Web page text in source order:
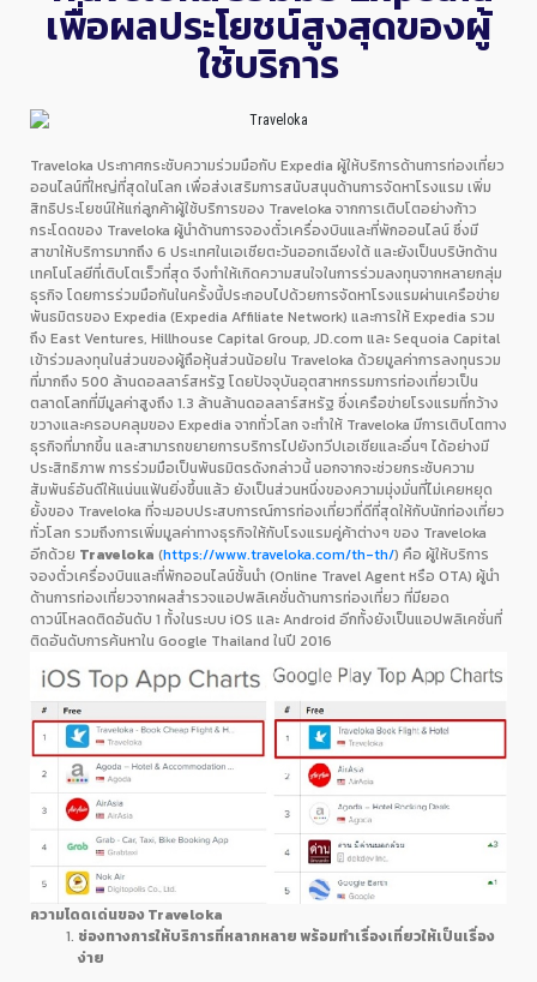
เพื่อผลประโยชน์สูงสุดของผู้
ใช้บริการ
Traveloka ประกาศกระชับความร่วมมือกับ Expedia ผู้ให้บริการด้านการท่องเที่ยว
ออนไลน์ที่ใหญ่ที่สุดในโลก เพื่อส่งเสริมการสนับสนุนด้านการจัดหาโรงแรม เพิ่ม
สิทธิประโยชน์ให้แก่ลูกค้าผู้ใช้บริการของ Traveloka จากการเติบโตอย่างก้าว
กระโดดของ Traveloka ผู้นำด้านการจองตั๋วเครื่องบินและที่พักออนไลน์ ซึ่งมี
สาขาให้บริการมากถึง 6 ประเทศในเอเชียตะวันออกเฉียงใต้ และยังเป็นบริษัทด้าน
เทคโนโลยีที่เติบโตเร็วที่สุด จึงทำให้เกิดความสนใจในการร่วมลงทุนจากหลายกลุ่ม
ธุรกิจ โดยการร่วมมือกันในครั้งนี้ประกอบไปด้วยการจัดหาโรงแรมผ่านเครือข่าย
พันธมิตรของ Expedia (Expedia Affiliate Network) และการให้ Expedia รวม
ถึง East Ventures, Hillhouse Capital Group, JD.com และ Sequoia Capital
เข้าร่วมลงทุนในส่วนของผู้ถือหุ้นส่วนน้อยใน Traveloka ด้วยมูลค่าการลงทุนรวม
ที่มากถึง 500 ล้านดอลลาร์สหรัฐ โดยปัจจุบันอุตสาหกรรมการท่องเที่ยวเป็น
ตลาดโลกที่มีมูลค่าสูงถึง 1.3 ล้านล้านดอลลาร์สหรัฐ ซึ่งเครือข่ายโรงแรมที่กว้าง
ขวางและครอบคลุมของ Expedia จากทั่วโลก จะทำให้ Traveloka มีการเติบโตทาง
ธุรกิจที่มากขึ้น และสามารถขยายการบริการไปยังทวีปเอเชียและอื่นๆ ได้อย่างมี
ประสิทธิภาพ การร่วมมือเป็นพันธมิตรดังกล่าวนี้ นอกจากจะช่วยกระชับความ
สัมพันธ์อันดีให้แน่นแฟ้นยิ่งขึ้นแล้ว ยังเป็นส่วนหนึ่งของความมุ่งมั่นที่ไม่เคยหยุด
ยั้งของ Traveloka ที่จะมอบประสบการณ์การท่องเที่ยวที่ดีที่สุดให้กับนักท่องเที่ยว
ทั่วโลก รวมถึงการเพิ่มมูลค่าทางธุรกิจให้กับโรงแรมคู่ค้าต่างๆ ของ Traveloka
อีกด้วย Traveloka (https://www.traveloka.com/th-th/) คือ ผู้ให้บริการ
จองตั๋วเครื่องบินและที่พักออนไลน์ชั้นนำ (Online Travel Agent หรือ OTA) ผู้นำ
ด้านการท่องเที่ยวจากผลสำรวจแอปพลิเคชั่นด้านการท่องเที่ยว ที่มียอด
ดาวน์โหลดติดอันดับ 1 ทั้งในระบบ iOS และ Android อีกทั้งยังเป็นแอปพลิเคชั่นที่
ติดอันดับการค้นหาใน Google Thailand ในปี 2016
ความโดดเด่นของ Traveloka
ช่องทางการให้บริการที่หลากหลาย พร้อมทำเรื่องเที่ยวให้เป็นเรื่อง
ง่าย